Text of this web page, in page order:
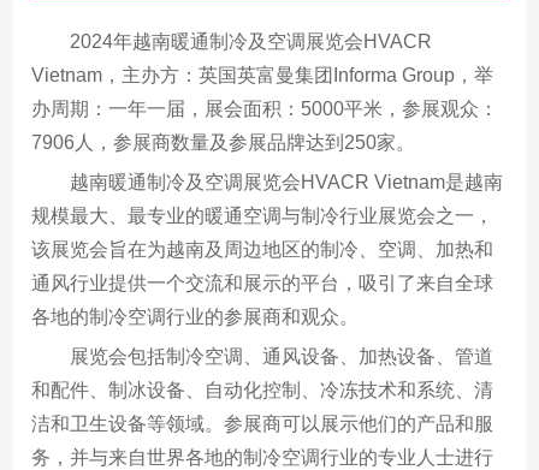
2024年越南暖通制冷及空调展览会HVACR
Vietnam，主办方：英国英富曼集团Informa Group，举
办周期：一年一届，展会面积：5000平米，参展观众：
7906人，参展商数量及参展品牌达到250家。
越南暖通制冷及空调展览会HVACR Vietnam是越南
规模最大、最专业的暖通空调与制冷行业展览会之一，
该展览会旨在为越南及周边地区的制冷、空调、加热和
通风行业提供一个交流和展示的平台，吸引了来自全球
各地的制冷空调行业的参展商和观众。
展览会包括制冷空调、通风设备、加热设备、管道
和配件、制冰设备、自动化控制、冷冻技术和系统、清
洁和卫生设备等领域。参展商可以展示他们的产品和服
务，并与来自世界各地的制冷空调行业的专业人士进行